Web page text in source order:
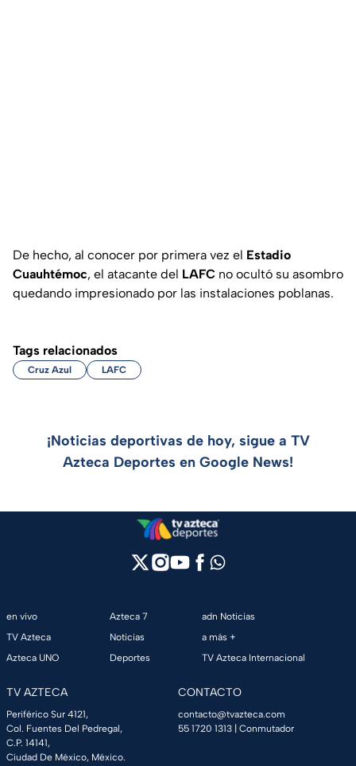
De hecho, al conocer por primera vez el Estadio
Cuauhtémoc, el atacante del LAFC no ocultó su asombro
quedando impresionado por las instalaciones poblanas.
Tags relacionados
Cruz Azul LAFC
¡Noticias deportivas de hoy, sigue a TV
Azteca Deportes en Google News!
en vivo
TV Azteca
Azteca UNO
Azteca 7
Noticias
Deportes
adn Noticias
a más +
TV Azteca Internacional
TV AZTECA
Periférico Sur 4121,
Col. Fuentes Del Pedregal,
C.P. 14141,
Ciudad De México, México.
CONTACTO
contacto@tvazteca.com
55 1720 1313 | Conmutador